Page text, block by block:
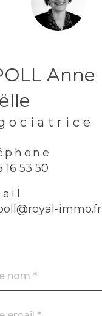
Anne
16 53 50
immo.fr